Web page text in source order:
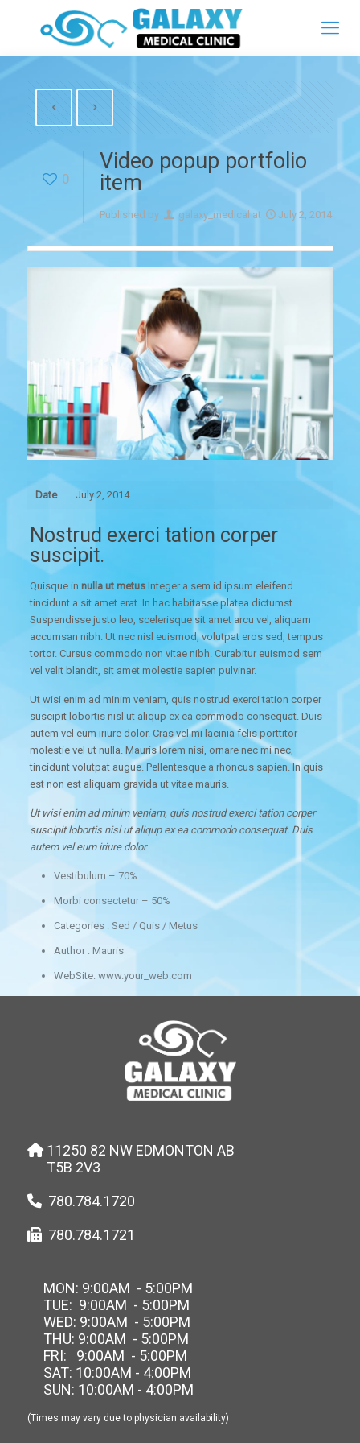
0
Video popup portfolio
item
Published by galaxy_medical at July 2, 2014
Date July 2, 2014
Nostrud exerci tation corper
suscipit.
Quisque in nulla ut metus Integer a sem id ipsum eleifend
tincidunt a sit amet erat. In hac habitasse platea dictumst.
Suspendisse justo leo, scelerisque sit amet arcu vel, aliquam
accumsan nibh. Ut nec nisl euismod, volutpat eros sed, tempus
tortor. Cursus commodo non vitae nibh. Curabitur euismod sem
vel velit blandit, sit amet molestie sapien pulvinar.
Ut wisi enim ad minim veniam, quis nostrud exerci tation corper
suscipit lobortis nisl ut aliqup ex ea commodo consequat. Duis
autem vel eum iriure dolor. Cras vel mi lacinia felis porttitor
molestie vel ut nulla. Mauris lorem nisi, ornare nec mi nec,
tincidunt volutpat augue. Pellentesque a rhoncus sapien. In quis
est non est aliquam gravida ut vitae mauris.
Ut wisi enim ad minim veniam, quis nostrud exerci tation corper
suscipit lobortis nisl ut aliqup ex ea commodo consequat. Duis
autem vel eum iriure dolor
Vestibulum – 70%
Morbi consectetur – 50%
Categories : Sed / Quis / Metus
Author : Mauris
WebSite: www.your_web.com
11250 82 NW EDMONTON AB
T5B 2V3
780.784.1720
780.784.1721
MON: 9:00AM - 5:00PM
TUE: 9:00AM - 5:00PM
WED: 9:00AM - 5:00PM
THU: 9:00AM - 5:00PM
FRI: 9:00AM - 5:00PM
SAT: 10:00AM - 4:00PM
SUN: 10:00AM - 4:00PM
(Times may vary due to physician availability)